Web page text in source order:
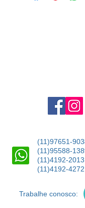
(11)97651-
(11)95588-
(11)4192-2013
(11)4192-4272
Trabalhe conosco: